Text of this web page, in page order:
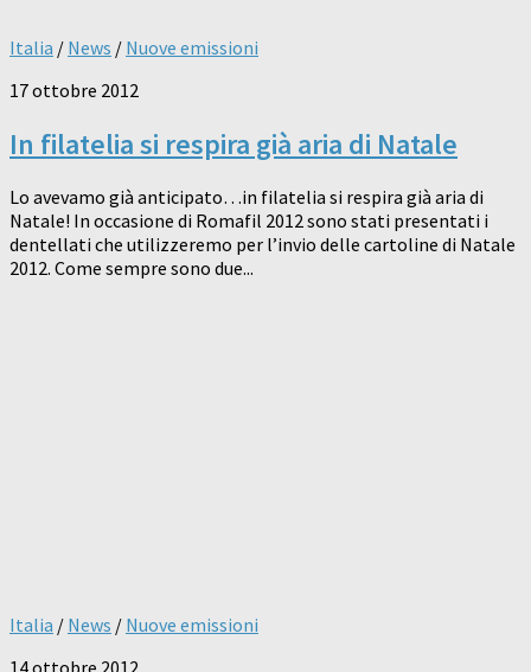
Italia / News / Nuove emissioni
17 ottobre 2012
In filatelia si respira già aria di Natale
Lo avevamo già anticipato…in filatelia si respira già aria di
Natale! In occasione di Romafil 2012 sono stati presentati i
dentellati che utilizzeremo per l’invio delle cartoline di Natale
2012. Come sempre sono due...
Italia / News / Nuove emissioni